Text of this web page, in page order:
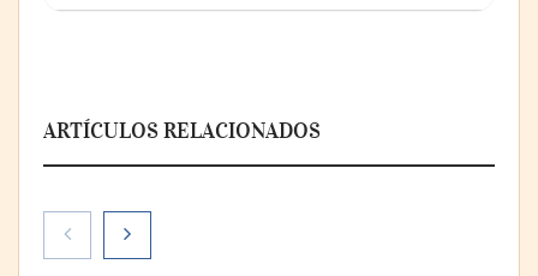
ARTÍCULOS RELACIONADOS